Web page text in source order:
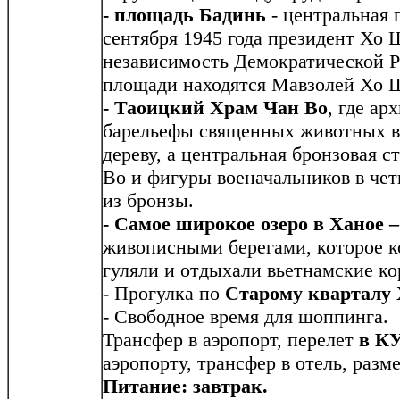
- площадь Бадинь - центральная
сентября 1945 года президент
независимость Демократической
площади находятся Мавзолей
- Таоицкий Храм Чан Во, где
барельефы священных животных
дереву, а центральная бронзовая
Во и фигуры военачальников в
из бронзы.
- Самое широкое озеро в Ханое –
живописными берегами, которое
гуляли и отдыхали вьетнамские
- Прогулка по Старому
- Свободное время для шоппинга.
Трансфер в аэропорт, перелет в
аэропорту, трансфер в отель,
Питание: завтрак.